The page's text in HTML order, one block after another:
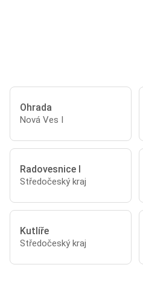
Ohrada
Nová Ves I
Radovesnice I
Středočeský kraj
Kutlíře
Středočeský kraj